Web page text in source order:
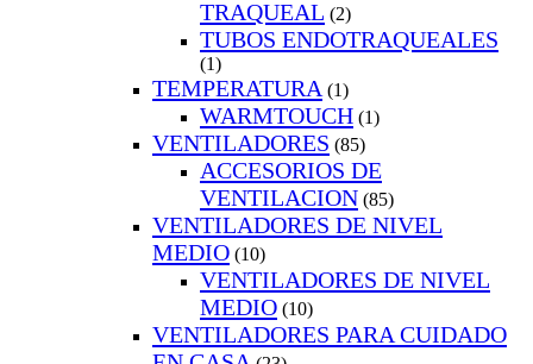
TRAQUEAL (2)
TUBOS ENDOTRAQUEALES
(1)
TEMPERATURA (1)
WARMTOUCH (1)
VENTILADORES (85)
ACCESORIOS DE
VENTILACION (85)
VENTILADORES DE NIVEL
MEDIO (10)
VENTILADORES DE NIVEL
MEDIO (10)
VENTILADORES PARA CUIDADO